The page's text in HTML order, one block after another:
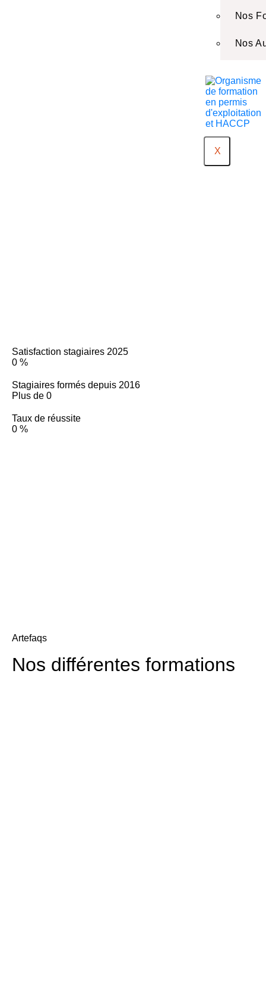
Nos
Nos
X
Satisfaction stagiaires 2025
0 %
Stagiaires formés depuis 2016
Plus de 0
Taux de réussite
0 %
Artefaqs
Nos différentes formations